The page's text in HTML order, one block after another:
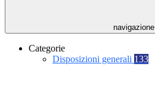
navigazione
Categorie
Disposizioni generali 133